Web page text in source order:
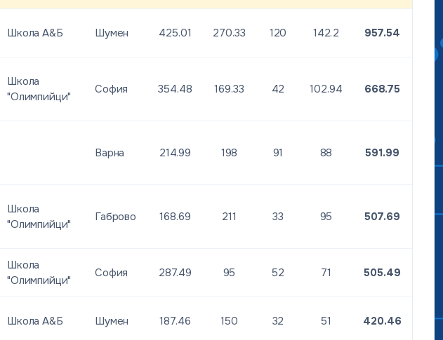
Школа А&Б Шумен 425.01 270.33 120 142.2 957.54
Школа
"Олимпийци"
София 354.48 169.33 42 102.94 668.75
Варна 214.99 198 91 88 591.99
Школа
"Олимпийци"
Габрово 168.69 211 33 95 507.69
Школа
"Олимпийци"
София 287.49 95 52 71 505.49
Школа А&Б Шумен 187.46 150 32 51 420.46